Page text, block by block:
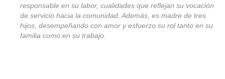
responsable en su labor, cualidades que reflejan su vocación
de servicio hacia la comunidad. Además, es madre de tres
hijos, desempeñando con amor y esfuerzo su rol tanto en su
familia como en su trabajo.